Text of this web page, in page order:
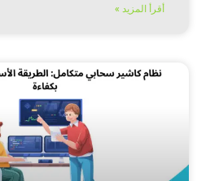
أقرأ المزيد »